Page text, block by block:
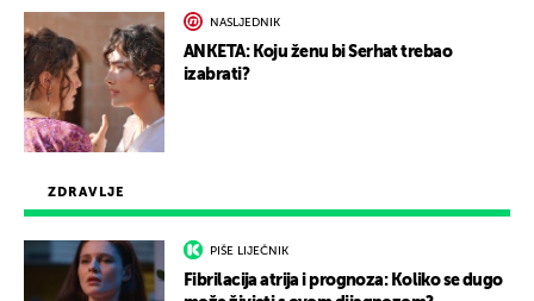
ZDRAVLJE
PIŠE LIJEČNIK
Fibrilacija atrija i prognoza: Koliko se dugo
NASLJEDNIK
ANKETA: Koju ženu bi Serhat trebao
izabrati?